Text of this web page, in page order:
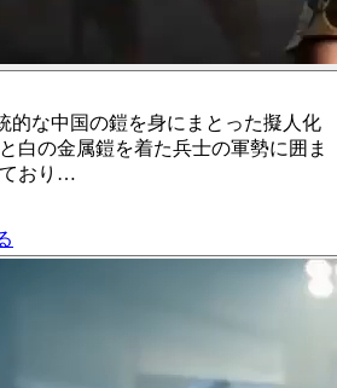
的な中国の鎧を身にまとった擬人化
白の金属鎧を着た兵士の軍勢に囲ま
おり…